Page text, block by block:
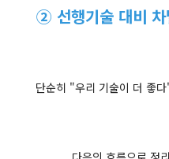
② 선행기술 대비 차
단순히 "우리 기술이 더 좋